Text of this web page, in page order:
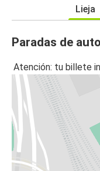
Lieja
Paradas de
Atención: tu billete